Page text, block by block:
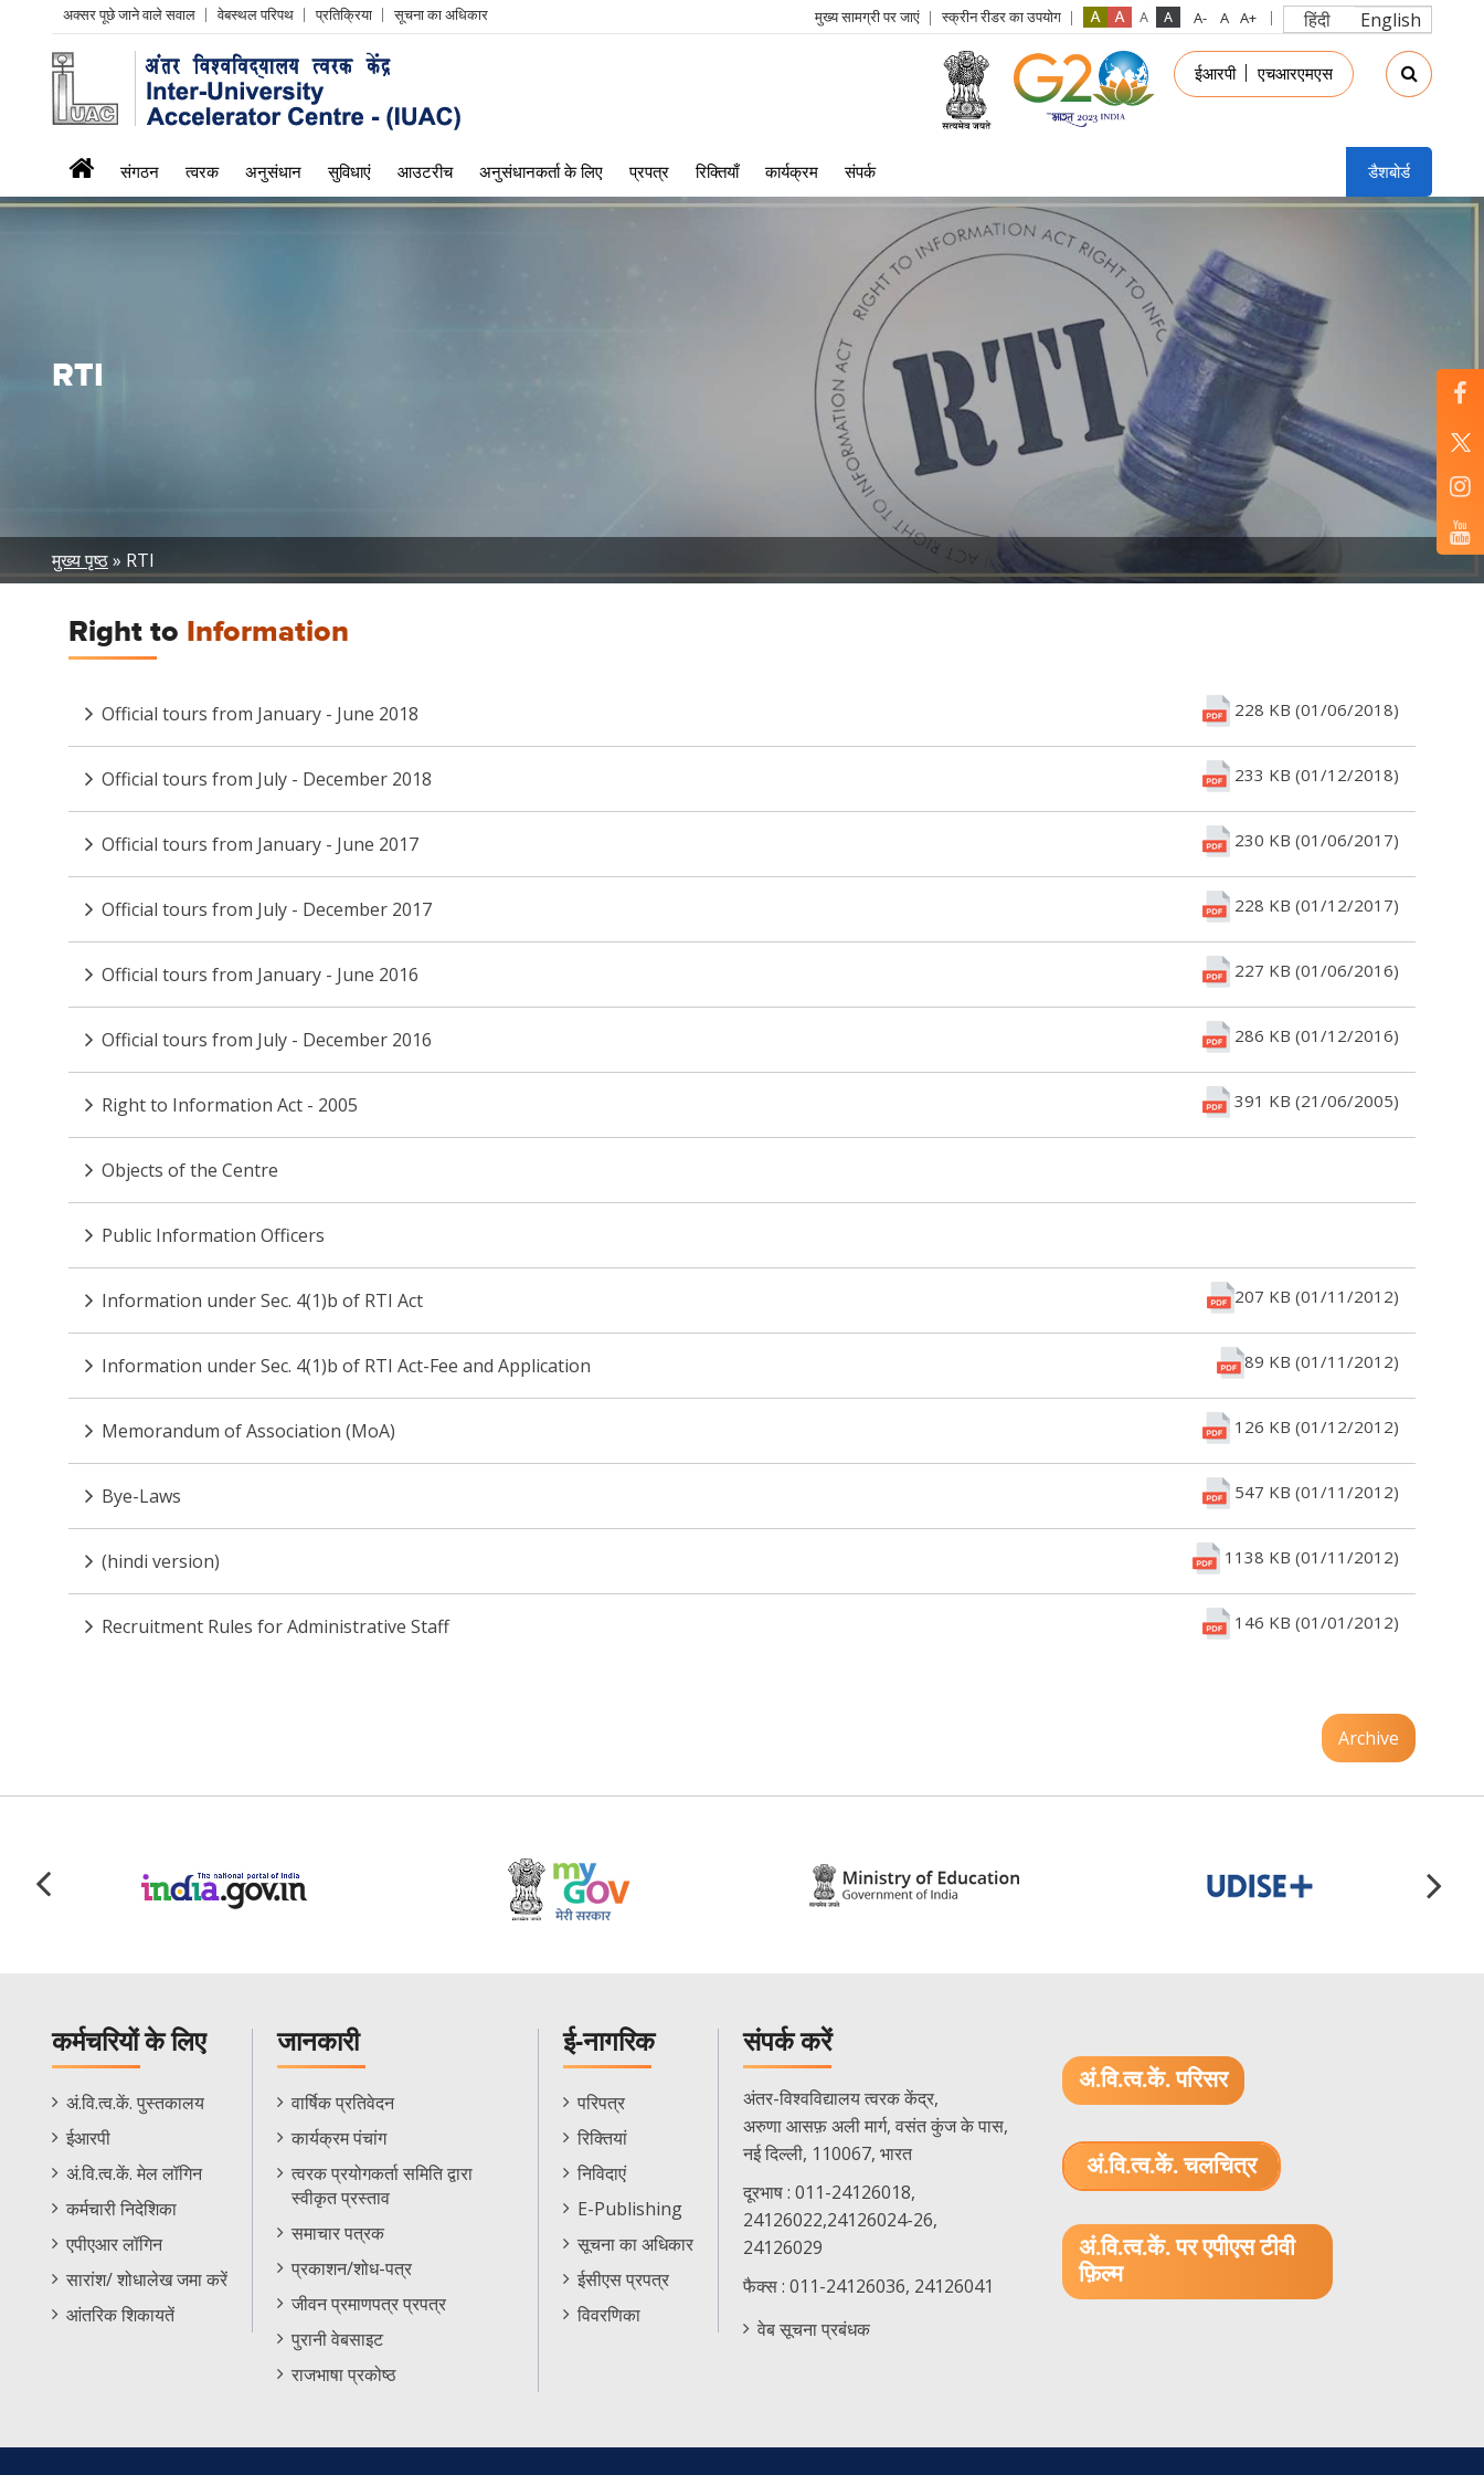
Header
Left
menu
अक्सर पूछे जाने वाले सवाल वेबस्थल परिपथ प्रतिक्रिया सूचना का अधिकार मुख्य सामग्री पर जाएं स्क्रीन रीडर का उपयोग हिंदी English
login
menu
ईआरपी एचआरएमएस
iuac
menu
संगठन त्वरक अनुसंधान सुविधाएं आउटरीच अनुसंधानकर्ता के लिए प्रपत्र रिक्तियाँ कार्यक्रम संपर्क डैशबोर्ड
RTI
Breadcrumb
मुख्य पृष्ठ RTI
Right to Information
Official tours from January - June 2018 228 KB (01/06/2018)
Official tours from July - December 2018 233 KB (01/12/2018)
Official tours from January - June 2017 230 KB (01/06/2017)
Official tours from July - December 2017 228 KB (01/12/2017)
Official tours from January - June 2016 227 KB (01/06/2016)
Official tours from July - December 2016 286 KB (01/12/2016)
Right to Information Act - 2005 391 KB (21/06/2005)
Objects of the Centre
Public Information Officers
Information under Sec. 4(1)b of RTI Act 207 KB (01/11/2012)
Information under Sec. 4(1)b of RTI Act-Fee and Application 89 KB (01/11/2012)
Memorandum of Association (MoA) 126 KB (01/12/2012)
Bye-Laws 547 KB (01/11/2012)
(hindi version) 1138 KB (01/11/2012)
Recruitment Rules for Administrative Staff 146 KB (01/01/2012)
Archive
कर्मचरियों के लिए
Staff
Footer
Menu
अं.वि.त्व.कें. पुस्तकालय
ईआरपी
अं.वि.त्व.कें. मेल लॉगिन
कर्मचारी निदेशिका
एपीएआर लॉगिन
सारांश/ शोधालेख जमा करें
आंतरिक शिकायतें
जानकारी
Informations
Menu
वार्षिक प्रतिवेदन
कार्यक्रम पंचांग
त्वरक प्रयोगकर्ता समिति द्वारा
स्वीकृत प्रस्ताव
समाचार पत्रक
प्रकाशन/शोध-पत्र
जीवन प्रमाणपत्र प्रपत्र
पुरानी वेबसाइट
राजभाषा प्रकोष्ठ
ई-नागरिक
E-
Citizen
Menu
परिपत्र
रिक्तियां
निविदाएं
E-Publishing
सूचना का अधिकार
ईसीएस प्रपत्र
विवरणिका
संपर्क करें
अंतर-विश्वविद्यालय त्वरक केंद्र,
अरुणा आसफ़ अली मार्ग, वसंत कुंज के पास,
नई दिल्ली, 110067, भारत
दूरभाष : 011-24126018,
24126022,24126024-26,
24126029
फैक्स : 011-24126036, 24126041
वेब सूचना प्रबंधक
अं.वि.त्व.कें. परिसर
अं.वि.त्व.कें. चलचित्र
अं.वि.त्व.कें. पर एपीएस टीवी
फ़िल्म